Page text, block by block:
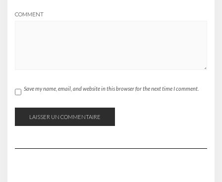
COMMENT
Save my name, email, and website in this browser for the next time I comment.